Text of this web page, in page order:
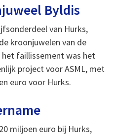
Byldis
van Hurks,
kroonjuwelen van de
het faillissement was het
project voor ASML, met
euro voor Hurks.
miljoen euro bij Hurks,